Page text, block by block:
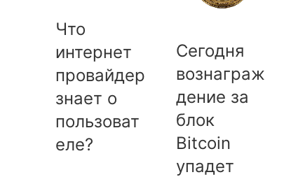
Что
интернет
провайдер
знает о
пользоват
еле?
Сегодня
вознаграж
дение за
блок
Bitcoin
упадет